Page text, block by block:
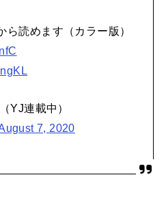
読めます（カラー版）
YJ連載中）
7, 2020